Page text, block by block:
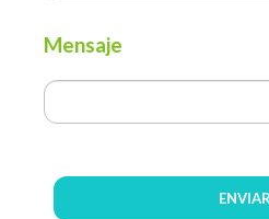
Mensaje